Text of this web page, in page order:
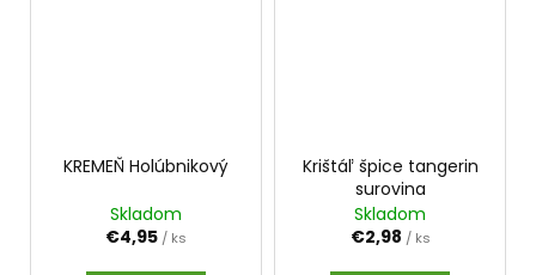
KREMEŇ Holúbnikový
Skladom
€4,95 / ks
Krištáľ špice tangerin
surovina
Skladom
€2,98 / ks